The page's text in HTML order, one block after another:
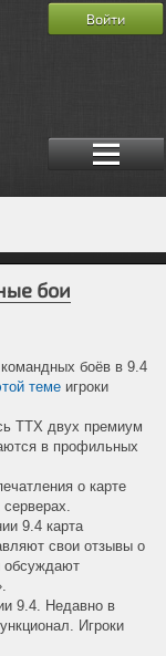
Войти
бои
боёв в 9.4
теме игроки
ТТХ двух премиум
в профильных
о карте
9.4 карта
свои отзывы о
обсуждают
9.4. Недавно в
Игроки